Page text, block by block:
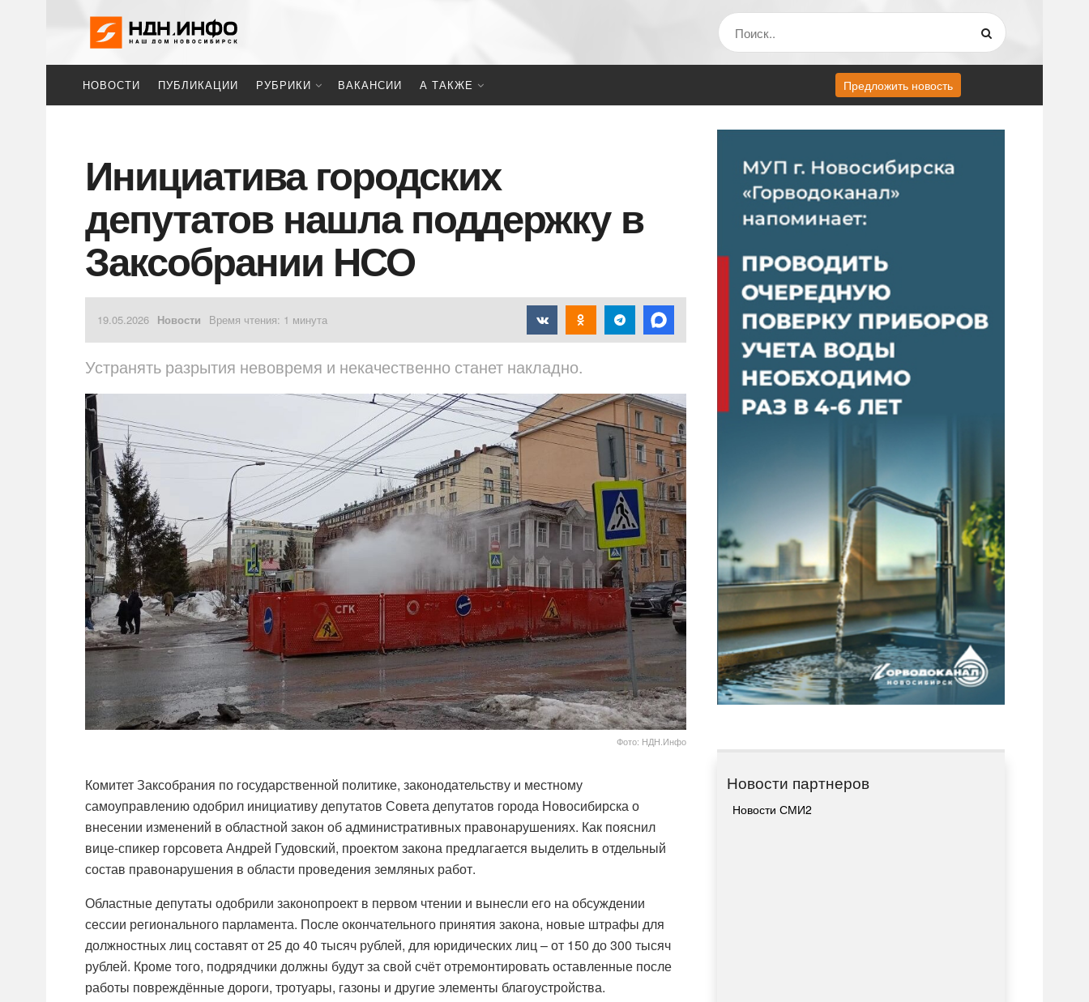
НОВОСТИ ПУБЛИКАЦИИ РУБРИКИ ВАКАНСИИ А ТАКЖЕ Предложить новость
Инициатива городских
депутатов нашла поддержку в
Заксобрании НСО
19.05.2026 Новости Время чтения: 1 минута
Устранять разрытия невовремя и некачественно станет накладно.
Фото: НДН.Инфо
Комитет Заксобрания по государственной политике, законодательству и местному
самоуправлению одобрил инициативу депутатов Совета депутатов города Новосибирска о
внесении изменений в областной закон об административных правонарушениях. Как пояснил
вице-спикер горсовета Андрей Гудовский, проектом закона предлагается выделить в отдельный
состав правонарушения в области проведения земляных работ.
Областные депутаты одобрили законопроект в первом чтении и вынесли его на обсуждении
сессии регионального парламента. После окончательного принятия закона, новые штрафы для
должностных лиц составят от 25 до 40 тысяч рублей, для юридических лиц – от 150 до 300 тысяч
рублей. Кроме того, подрядчики должны будут за свой счёт отремонтировать оставленные после
работы повреждённые дороги, тротуары, газоны и другие элементы благоустройства.
Новости партнеров
Новости СМИ2